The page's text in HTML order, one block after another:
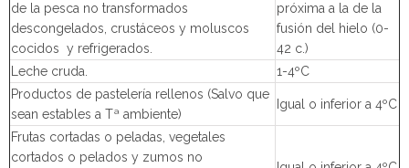
de la pesca no transformados
descongelados, crustáceos y moluscos
cocidos y refrigerados.
próxima a la de la
fusión del hielo (0-
42 c.)
Leche cruda.
1-4ºC
Productos de pastelería rellenos (Salvo que
sean estables a Tª ambiente)
Igual o inferior a 4ºC
Frutas cortadas o peladas, vegetales
cortados o pelados y zumos no